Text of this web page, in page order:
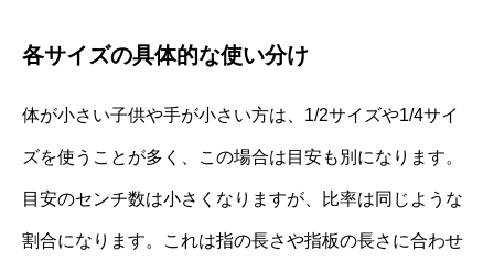
各サイズの具体的な使い分け
体が小さい子供や手が小さい方は、1/2サイズや1/4サイ
ズを使うことが多く、この場合は目安も別になります。
目安のセンチ数は小さくなりますが、比率は同じような
割合になります。これは指の長さや指板の長さに合わせ